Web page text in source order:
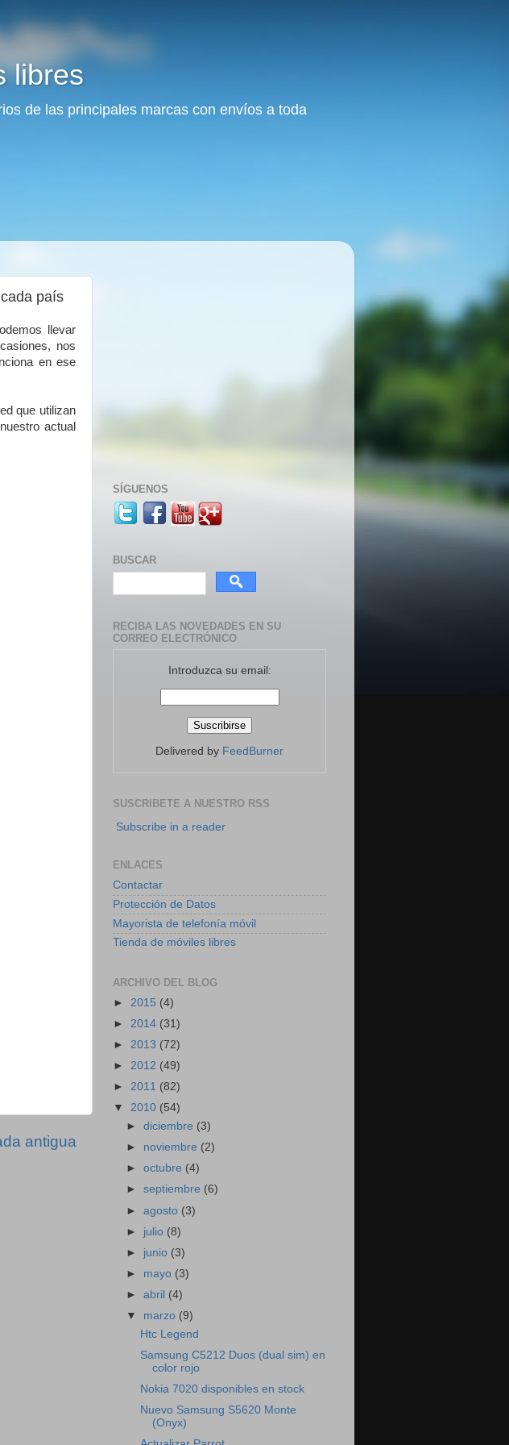
libres
de las principales marcas con envíos a toda
país
llevar
nos
en ese
que utilizan
actual
antigua
SÍGUENOS
BUSCAR
RECIBA LAS NOVEDADES EN SU
CORREO ELECTRÓNICO
Introduzca su email:
Delivered by FeedBurner
SUSCRIBETE A NUESTRO RSS
Subscribe in a reader
ENLACES
Contactar
Protección de Datos
Mayorista de telefonía móvil
Tienda de móviles libres
ARCHIVO DEL BLOG
► 2015 (4)
► 2014 (31)
► 2013 (72)
► 2012 (49)
► 2011 (82)
▼ 2010 (54)
►diciembre (3)
► noviembre (2)
►octubre (4)
►septiembre (6)
►agosto (3)
► julio (8)
► junio (3)
► mayo (3)
►abril (4)
▼ marzo (9)
Htc Legend
Samsung C5212 Duos (dual sim) en
color rojo
Nokia 7020 disponibles en stock
Nuevo Samsung S5620 Monte
(Onyx)